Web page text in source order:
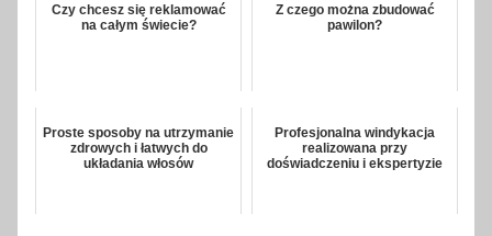
Czy chcesz się reklamować
na całym świecie?
Z czego można zbudować
pawilon?
Proste sposoby na utrzymanie
zdrowych i łatwych do
układania włosów
Profesjonalna windykacja
realizowana przy
doświadczeniu i ekspertyzie